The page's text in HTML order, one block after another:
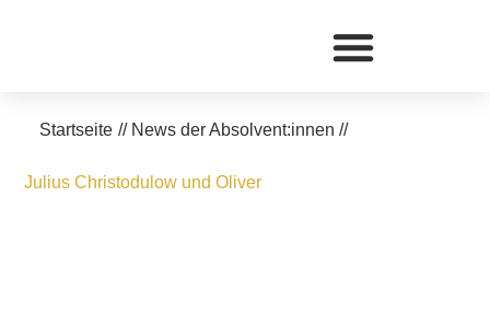
Startseite // News der Absolvent:innen //
Julius Christodulow und Oliver